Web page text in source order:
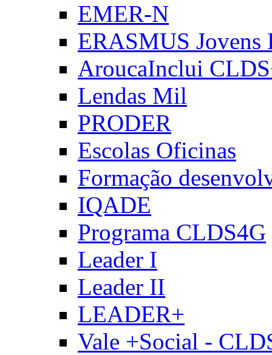
EMER-N
ERASMUS Jovens
AroucaInclui
Lendas Mil
PRODER
Escolas Oficinas
Formação
IQADE
Programa CLDS4G
Leader I
Leader II
LEADER+
Vale +Social -